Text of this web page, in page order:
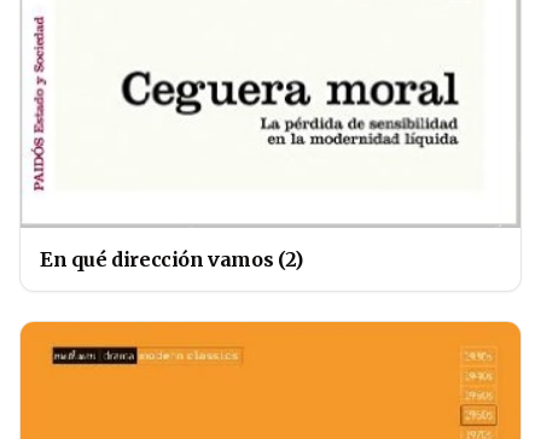
En qué dirección vamos (2)